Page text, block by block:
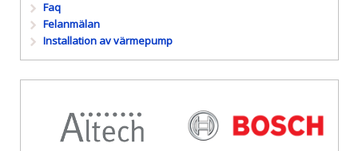
Faq
Felanmälan
Installation av värmepump